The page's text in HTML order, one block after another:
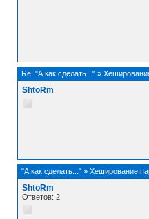
Re: "А как сделать..." »
ShtoRm
"А как сделать..." » Хеширование
ShtoRm
Ответов: 2